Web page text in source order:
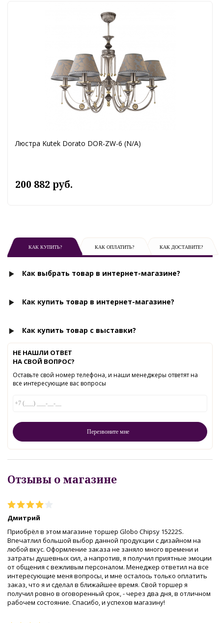
Люстра Kutek Dorato DOR-ZW-6 (N/A)
200 882 руб.
КАК КУПИТЬ? КАК ОПЛАТИТЬ? КАК ДОСТАВИТЕ?
Как выбрать товар в интернет-магазине?
Как купить товар в интернет-магазине?
Как купить товар с выставки?
НЕ НАШЛИ ОТВЕТ
НА СВОЙ ВОПРОС?
Оставьте свой номер телефона, и наши менеджеры ответят на
все интересующие вас вопросы
Отзывы о магазине
Дмитрий
Приобрёл в этом магазине торшер Globo Chipsy 15222S.
Впечатлил большой выбор данной продукции с дизайном на
любой вкус. Оформление заказа не заняло много времени и
затраты душевных сил, а напротив, я получил приятные эмоции
от общения с вежливым персоналом. Менеджер ответил на все
интересующие меня вопросы, и мне осталось только оплатить
заказ, что я и сделал в ближайшее время. Свой торшер я
получил ровно в оговоренный срок, - через два дня, в отличном
рабочем состояние. Спасибо, и успехов магазину!